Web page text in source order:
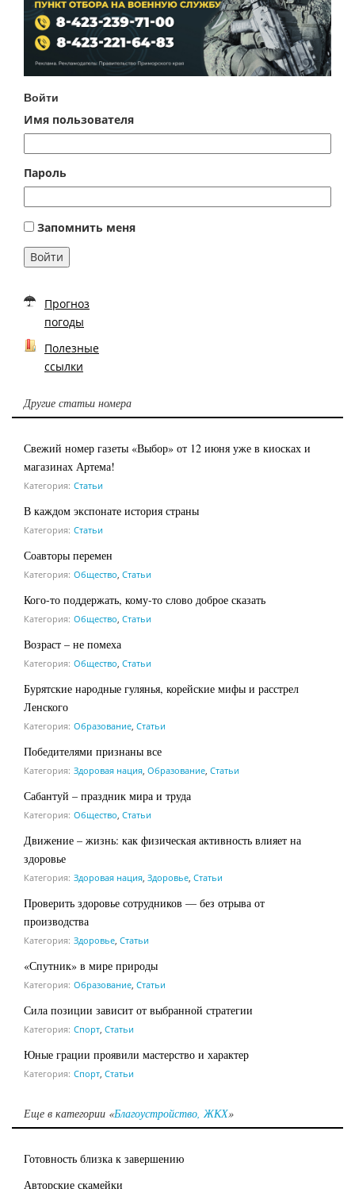
Войти
Имя пользователя
Пароль
Запомнить меня
Войти
Прогноз
погоды
Полезные
ссылки
Другие статьи номера
Свежий номер газеты «Выбор» от 12 июня уже в киосках и
магазинах Артема!
Категория: Статьи
В каждом экспонате история страны
Категория: Статьи
Соавторы перемен
Категория: Общество Статьи
Кого-то поддержать, кому-то слово доброе сказать
Категория: Общество Статьи
Возраст – не помеха
Категория: Общество Статьи
Бурятские народные гулянья, корейские мифы и расстрел
Ленского
Категория: Образование Статьи
Победителями признаны все
Категория: Здоровая нация Образование Статьи
Сабантуй – праздник мира и труда
Категория: Общество Статьи
Движение – жизнь: как физическая активность влияет на
здоровье
Категория: Здоровая нация Здоровье Статьи
Проверить здоровье сотрудников — без отрыва от
производства
Категория: Здоровье Статьи
«Спутник» в мире природы
Категория: Образование Статьи
Сила позиции зависит от выбранной стратегии
Категория: Спорт Статьи
Юные грации проявили мастерство и характер
Категория: Спорт Статьи
Еще в категории «Благоустройство, ЖКХ»
Готовность близка к завершению
Авторские скамейки